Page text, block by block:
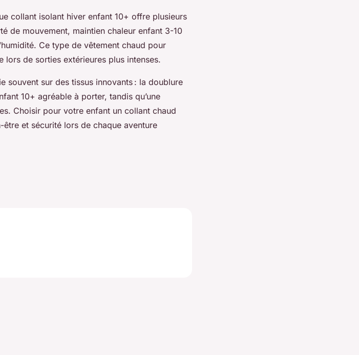
collant isolant hiver enfant 10+ offre plusieurs
de mouvement, maintien chaleur enfant 3-10
Ce type de vêtement chaud pour
lors de sorties extérieures plus intenses.
souvent sur des tissus innovants : la doublure
10+ agréable à porter, tandis qu’une
Choisir pour votre enfant un collant chaud
être et sécurité lors de chaque aventure